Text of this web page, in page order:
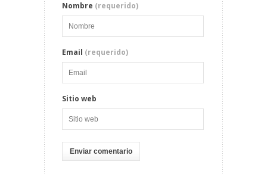
Nombre (requerido)
Email (requerido)
Sitio web